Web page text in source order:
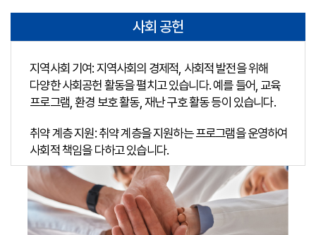
사회 공헌
지역사회 기여: 지역사회의 경제적, 사회적 발전을 위해
다양한 사회공헌 활동을 펼치고 있습니다. 예를 들어, 교육
프로그램, 환경 보호 활동, 재난 구호 활동 등이 있습니다.
취약 계층 지원: 취약 계층을 지원하는 프로그램을 운영하여
사회적 책임을 다하고 있습니다.